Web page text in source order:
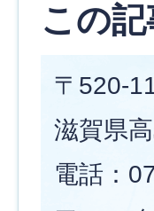
この
〒520-
滋賀県
電話：